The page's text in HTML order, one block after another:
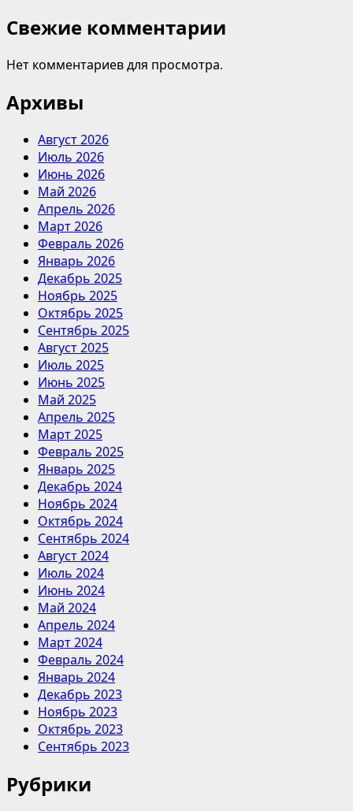
Свежие комментарии
Нет комментариев для просмотра.
Архивы
Август 2026
Июль 2026
Июнь 2026
Май 2026
Апрель 2026
Март 2026
Февраль 2026
Январь 2026
Декабрь 2025
Ноябрь 2025
Октябрь 2025
Сентябрь 2025
Август 2025
Июль 2025
Июнь 2025
Май 2025
Апрель 2025
Март 2025
Февраль 2025
Январь 2025
Декабрь 2024
Ноябрь 2024
Октябрь 2024
Сентябрь 2024
Август 2024
Июль 2024
Июнь 2024
Май 2024
Апрель 2024
Март 2024
Февраль 2024
Январь 2024
Декабрь 2023
Ноябрь 2023
Октябрь 2023
Сентябрь 2023
Рубрики